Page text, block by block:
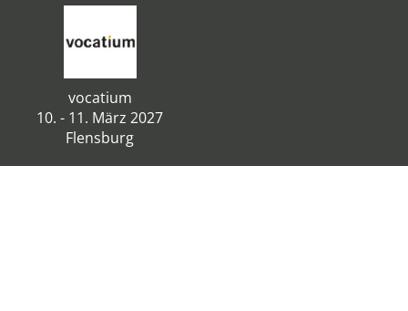
vocatium
10. - 11. März 2027
Flensburg